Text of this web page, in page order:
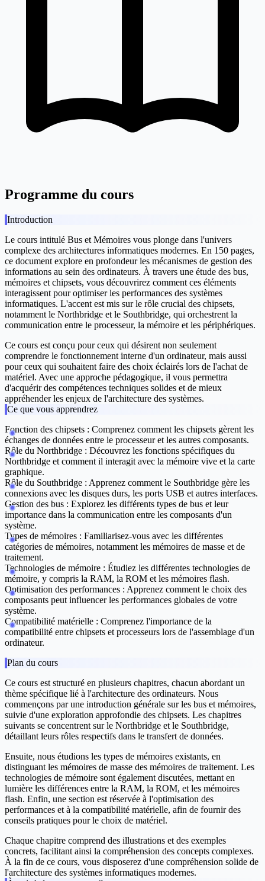
Programme du cours
Introduction
Le cours intitulé Bus et Mémoires vous plonge dans l'univers
complexe des architectures informatiques modernes. En 150 pages,
ce document explore en profondeur les mécanismes de gestion des
informations au sein des ordinateurs. À travers une étude des bus,
mémoires et chipsets, vous découvrirez comment ces éléments
interagissent pour optimiser les performances des systèmes
informatiques. L'accent est mis sur le rôle crucial des chipsets,
notamment le Northbridge et le Southbridge, qui orchestrent la
communication entre le processeur, la mémoire et les périphériques.
Ce cours est conçu pour ceux qui désirent non seulement
comprendre le fonctionnement interne d'un ordinateur, mais aussi
pour ceux qui souhaitent faire des choix éclairés lors de l'achat de
matériel. Avec une approche pédagogique, il vous permettra
d'acquérir des compétences techniques solides et de mieux
appréhender les enjeux de l'architecture des systèmes.
Ce que vous apprendrez
Fonction des chipsets : Comprenez comment les chipsets gèrent les
échanges de données entre le processeur et les autres composants.
Rôle du Northbridge : Découvrez les fonctions spécifiques du
Northbridge et comment il interagit avec la mémoire vive et la carte
graphique.
Rôle du Southbridge : Apprenez comment le Southbridge gère les
connexions avec les disques durs, les ports USB et autres interfaces.
Gestion des bus : Explorez les différents types de bus et leur
importance dans la communication entre les composants d'un
système.
Types de mémoires : Familiarisez-vous avec les différentes
catégories de mémoires, notamment les mémoires de masse et de
traitement.
Technologies de mémoire : Étudiez les différentes technologies de
mémoire, y compris la RAM, la ROM et les mémoires flash.
Optimisation des performances : Apprenez comment le choix des
composants peut influencer les performances globales de votre
système.
Compatibilité matérielle : Comprenez l'importance de la
compatibilité entre chipsets et processeurs lors de l'assemblage d'un
ordinateur.
Plan du cours
Ce cours est structuré en plusieurs chapitres, chacun abordant un
thème spécifique lié à l'architecture des ordinateurs. Nous
commençons par une introduction générale sur les bus et mémoires,
suivie d'une exploration approfondie des chipsets. Les chapitres
suivants se concentrent sur le Northbridge et le Southbridge,
détaillant leurs rôles respectifs dans le transfert de données.
Ensuite, nous étudions les types de mémoires existants, en
distinguant les mémoires de masse des mémoires de traitement. Les
technologies de mémoire sont également discutées, mettant en
lumière les différences entre la RAM, la ROM, et les mémoires
flash. Enfin, une section est réservée à l'optimisation des
performances et à la compatibilité matérielle, afin de fournir des
conseils pratiques pour le choix de matériel.
Chaque chapitre comprend des illustrations et des exemples
concrets, facilitant ainsi la compréhension des concepts complexes.
À la fin de ce cours, vous disposerez d'une compréhension solide de
l'architecture des systèmes informatiques modernes.